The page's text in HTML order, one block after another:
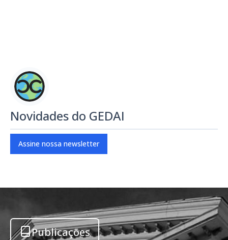
Novidades do GEDAI
Assine nossa newsletter
Publicações